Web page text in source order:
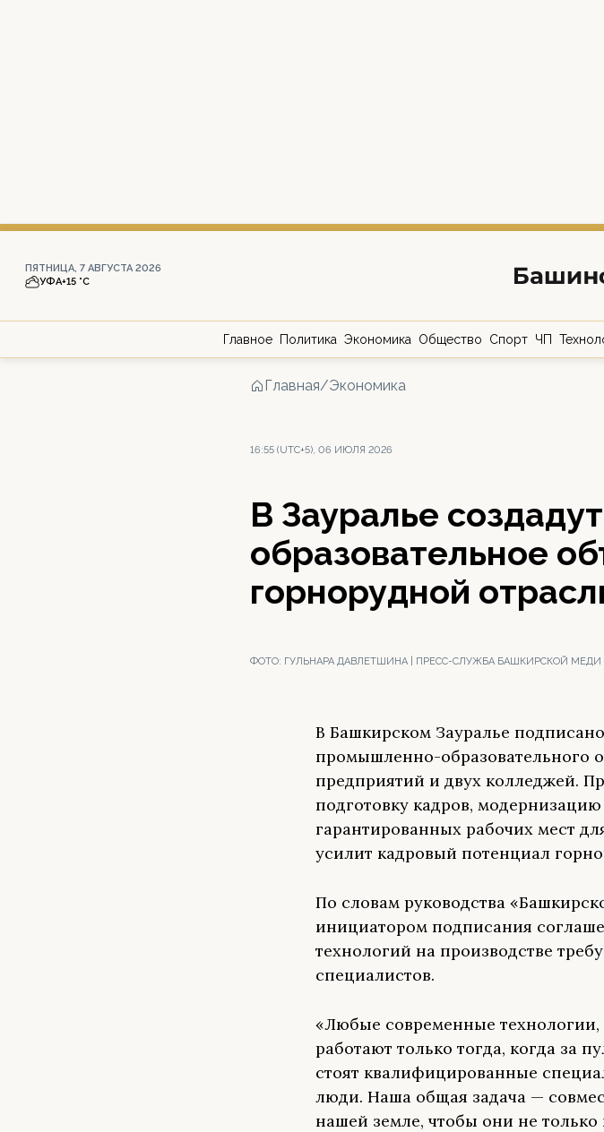
ПЯТНИЦА, 7 АВГУСТА 2026
УФА+15 °С
Главное Политика Экономика Общество Спорт ЧП
Главная/Экономика
16:55 (UTC+5), 06 ИЮЛЯ 2026
В Зауралье
образовательное
горнорудной
ФОТО: ГУЛЬНАРА ДАВЛЕТШИНА | ПРЕСС-СЛУЖБА БАШКИРСКОЙ МЕДИ
В Башкирском Зауралье
промышленно-образовательного
предприятий и двух колледжей.
подготовку кадров,
гарантированных рабочих мест
усилит кадровый потенциал
По словам руководства
инициатором подписания
технологий на производстве
специалистов.
«Любые современные
работают только тогда, когда за
стоят квалифицированные
люди. Наша общая задача —
нашей земле, чтобы они не